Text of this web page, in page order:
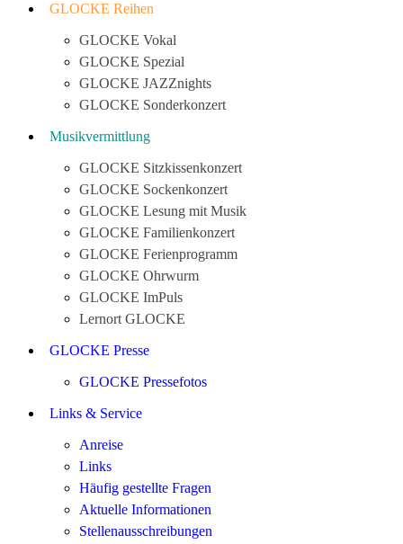
GLOCKE Reihen
GLOCKE Vokal
GLOCKE Spezial
GLOCKE JAZZnights
GLOCKE Sonderkonzert
Musikvermittlung
GLOCKE Sitzkissenkonzert
GLOCKE Sockenkonzert
GLOCKE Lesung mit Musik
GLOCKE Familienkonzert
GLOCKE Ferienprogramm
GLOCKE Ohrwurm
GLOCKE ImPuls
Lernort GLOCKE
GLOCKE Presse
GLOCKE Pressefotos
Links & Service
Anreise
Links
Häufig gestellte Fragen
Aktuelle Informationen
Stellenausschreibungen